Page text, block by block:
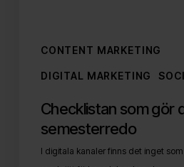
CONTENT MARKETING
DIGITAL MARKETING
Checklistan som gör
semesterredo
I digitala kanaler finns det inget